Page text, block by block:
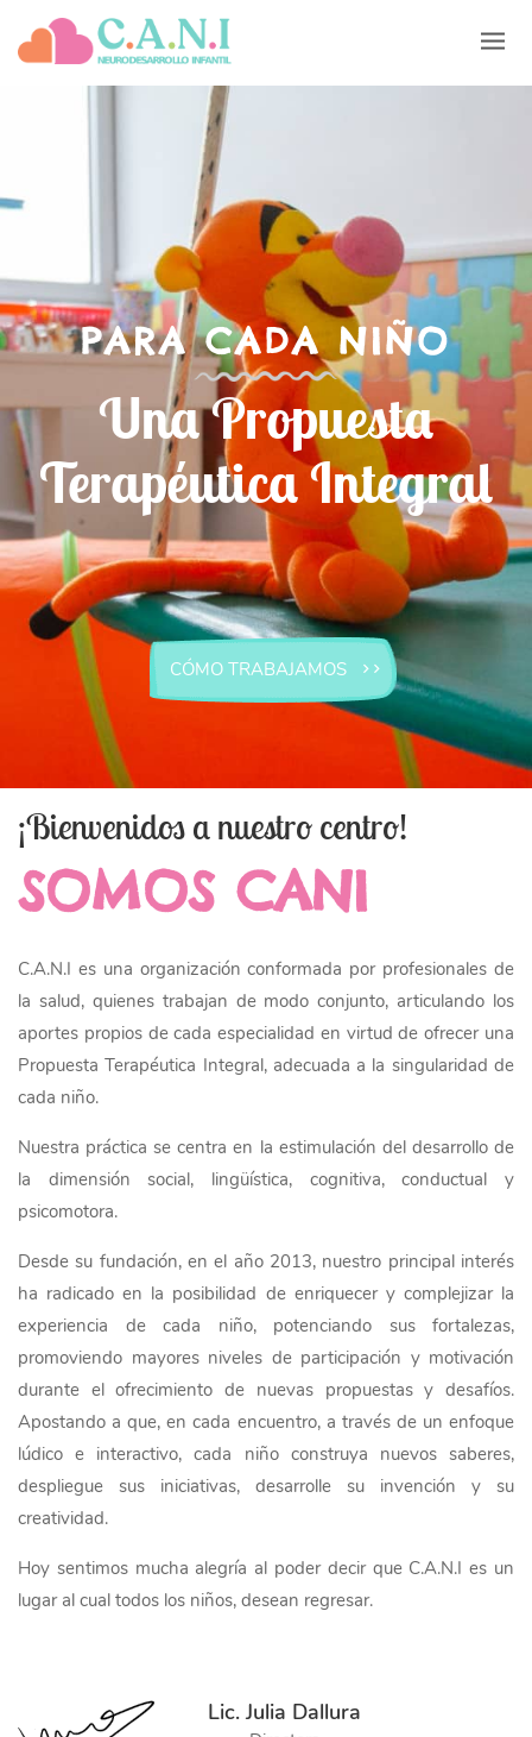
PARA CADA NIÑO
Una Propuesta
Terapéutica Integral
CÓMO TRABAJAMOS
¡Bienvenidos a nuestro centro!
SOMOS CANI
C.A.N.I es una organización conformada por profesionales de
la salud, quienes trabajan de modo conjunto, articulando los
aportes propios de cada especialidad en virtud de ofrecer una
Propuesta Terapéutica Integral, adecuada a la singularidad de
cada niño.
Nuestra práctica se centra en la estimulación del desarrollo de
la dimensión social, lingüística, cognitiva, conductual y
psicomotora.
Desde su fundación, en el año 2013, nuestro principal interés
ha radicado en la posibilidad de enriquecer y complejizar la
experiencia de cada niño, potenciando sus fortalezas,
promoviendo mayores niveles de participación y motivación
durante el ofrecimiento de nuevas propuestas y desafíos.
Apostando a que, en cada encuentro, a través de un enfoque
lúdico e interactivo, cada niño construya nuevos saberes,
despliegue sus iniciativas, desarrolle su invención y su
creatividad.
Hoy sentimos mucha alegría al poder decir que C.A.N.I es un
lugar al cual todos los niños, desean regresar.
Lic. Julia Dallura